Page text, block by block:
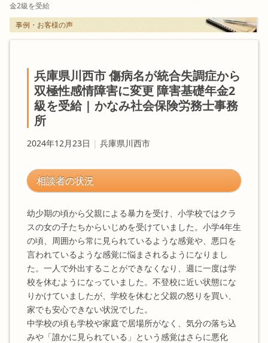
金2級を受給
事例・お客様の声
兵庫県川西市 傷病名が統合失調症から
双極性感情障害に変更 障害基礎年金2
級を受給 | かなみ社会保険労務士事務
所
2024年12月23日 | 兵庫県川西市
相談者の状況
幼少期の頃から父親による暴力を受け、小学校ではクラ
スの女の子たちからいじめを受けていました。小学4年生
の頃、周囲から常に見られているような感覚や、悪口を
言われているような感覚に悩まされるようになりまし
た。一人で外出することができなくなり、週に一度は学
校を休むようになっていました。不登校に近い状態にな
りかけていましたが、学校を休むと父親の怒りを買い、
家でも安心できない状況でした。
中学校の頃も学校や家庭で居場所がなく、気分の落ち込
みや「誰かに見られている」という感覚はさらに悪化